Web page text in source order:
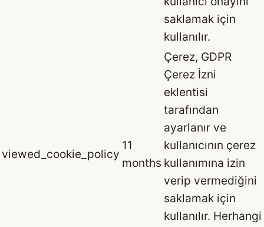
saklamak için
kullanılır.
viewed_cookie_policy
11
months
Çerez, GDPR
Çerez İzni
eklentisi
tarafından
ayarlanır ve
kullanıcının çerez
kullanımına izin
verip vermediğini
saklamak için
kullanılır. Herhangi